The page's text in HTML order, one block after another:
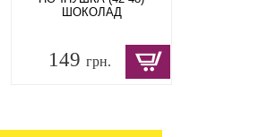
ШОКОЛАД
149 грн.